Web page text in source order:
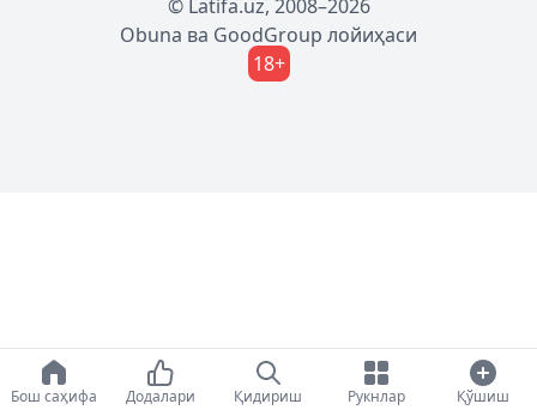
© Latifa.uz, 2008–2026
Obuna ва GoodGroup лойиҳаси
18+
Бош саҳифа Додалари Қидириш Рукнлар Қўшиш